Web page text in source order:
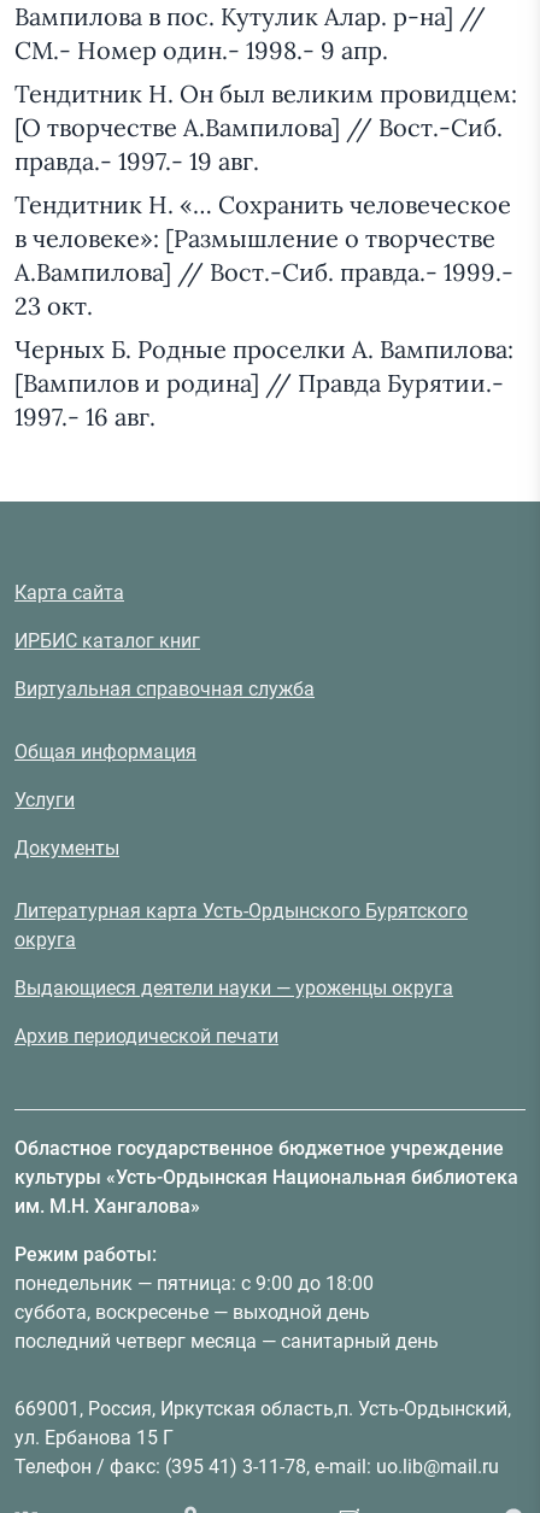
Вампилова в пос. Кутулик Алар. р-на] //
СМ.- Номер один.- 1998.- 9 апр.
Тендитник Н. Он был великим провидцем:
[О творчестве А.Вампилова] // Вост.-Сиб.
правда.- 1997.- 19 авг.
Тендитник Н. «… Сохранить человеческое
в человеке»: [Размышление о творчестве
А.Вампилова] // Вост.-Сиб. правда.- 1999.-
23 окт.
Черных Б. Родные проселки А. Вампилова:
[Вампилов и родина] // Правда Бурятии.-
1997.- 16 авг.
Карта сайта
ИРБИС каталог книг
Виртуальная справочная служба
Общая информация
Услуги
Документы
Литературная карта Усть-Ордынского Бурятского
округа
Выдающиеся деятели науки — уроженцы округа
Архив периодической печати
Областное государственное бюджетное учреждение
культуры «Усть-Ордынская Национальная библиотека
им. М.Н. Хангалова»
Режим работы:
понедельник — пятница: с 9:00 до 18:00
суббота, воскресенье — выходной день
последний четверг месяца — санитарный день
669001, Россия, Иркутская область,п. Усть-Ордынский,
ул. Ербанова 15 Г
Телефон / факс: (395 41) 3-11-78, e-mail: uo.lib@mail.ru